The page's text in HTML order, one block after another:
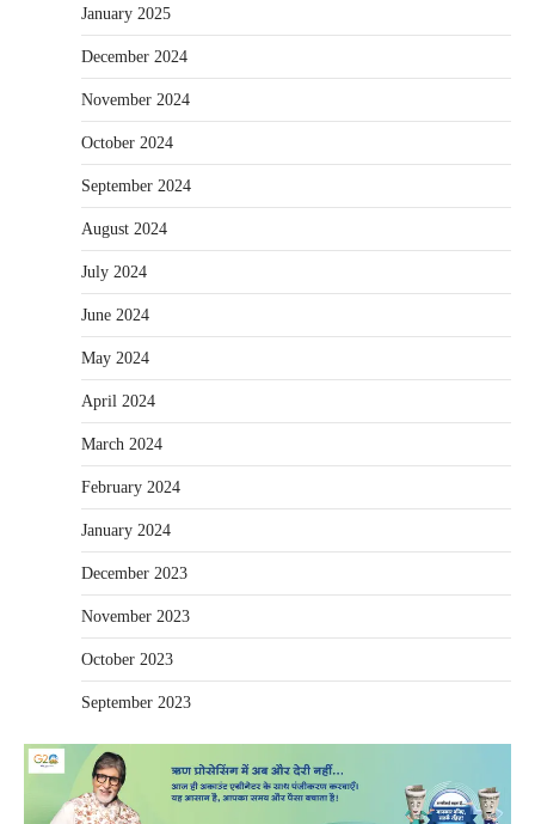
January 2025
December 2024
November 2024
October 2024
September 2024
August 2024
July 2024
June 2024
May 2024
April 2024
March 2024
February 2024
January 2024
December 2023
November 2023
October 2023
September 2023